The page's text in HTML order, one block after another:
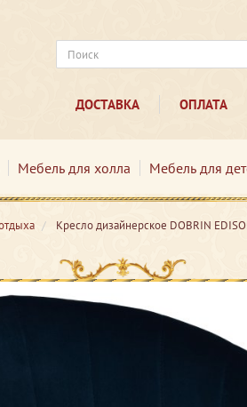
ДОСТАВКА ОПЛАТА
Мебель для холла Мебель для
Кресло дизайнерское DOBRIN